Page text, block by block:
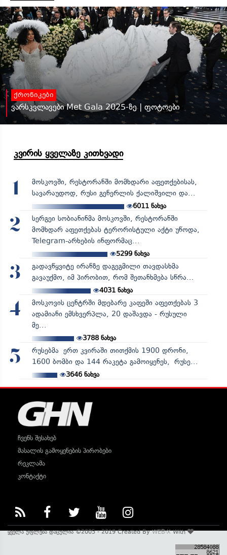
ქრონიკები
ვარსკვლავები Met Gala 2025-ზე | ფოტოები
კვირის ყველაზე კითხვადი
1
მოსკოვში, რესტორანში მომხდარი აფეთქებისას,
სავარაუდოდ, რუსი გენერლის ქალიშვილი და...
6011 ნახვა
2
სერგეი სობიანინმა მოსკოვში, რესტორანში
მომხდარ აფეთქებას ტერორისტული აქტი უწოდა,
Telegram-არხების ინფორმაც...
5299ნახვა
3
გადავწყვიტე ირანზე დაგეგმილი თავდასხმა
გავაუქმო, იმ პირობით, რომ შეთანხმება სწრა...
4031ნახვა
4
მოსკოვის ცენტრში მდებარე კაფეში აფეთქებას 3
ადამიანი ემსხვერპლა, 20 დაშავდა - რუსული
მე...
3788ნახვა
5
რუსებმა ერთ კვირაში თითქმის 1900 დრონი,
1600 ბომბი და 144 რაკეტა გამოიყენეს, რუსე...
3646ნახვა
ჩვენს შესახებ
მასალის გამოყენების პირობები
რეკლამა
კონტაქტი
ყველა უფლება დაცულია ©2005 - 2019 Created ByWEB-XWith